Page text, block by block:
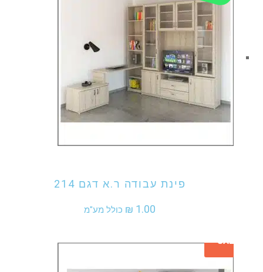
פינת עבודה ר.א דגם 214
₪ 1.00 כולל מע"מ
SALE